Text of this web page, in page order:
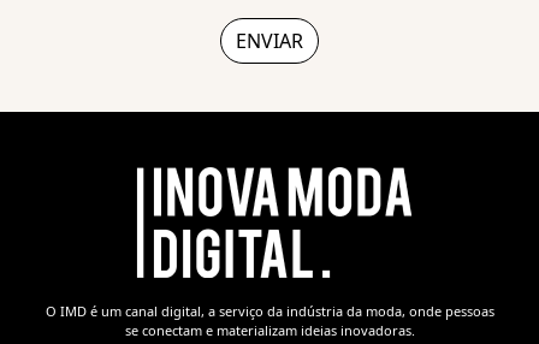
O IMD é um canal digital, a serviço da indústria da moda, onde pessoas
se conectam e materializam ideias inovadoras.